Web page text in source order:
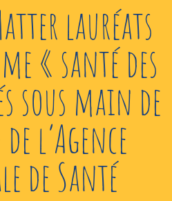
lauréats
« santé des
sous main de
l’Agence
de Santé